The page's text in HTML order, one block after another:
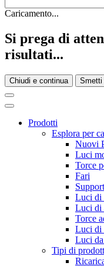
Caricamento...
Si prega di
risultati...
Chiudi e continua Smetti
Prodotti
Esplora per
Nuovi
Luci
Torce
Fari
Luci di
Luci di
Torce
Luci di
Luci
Tipi di